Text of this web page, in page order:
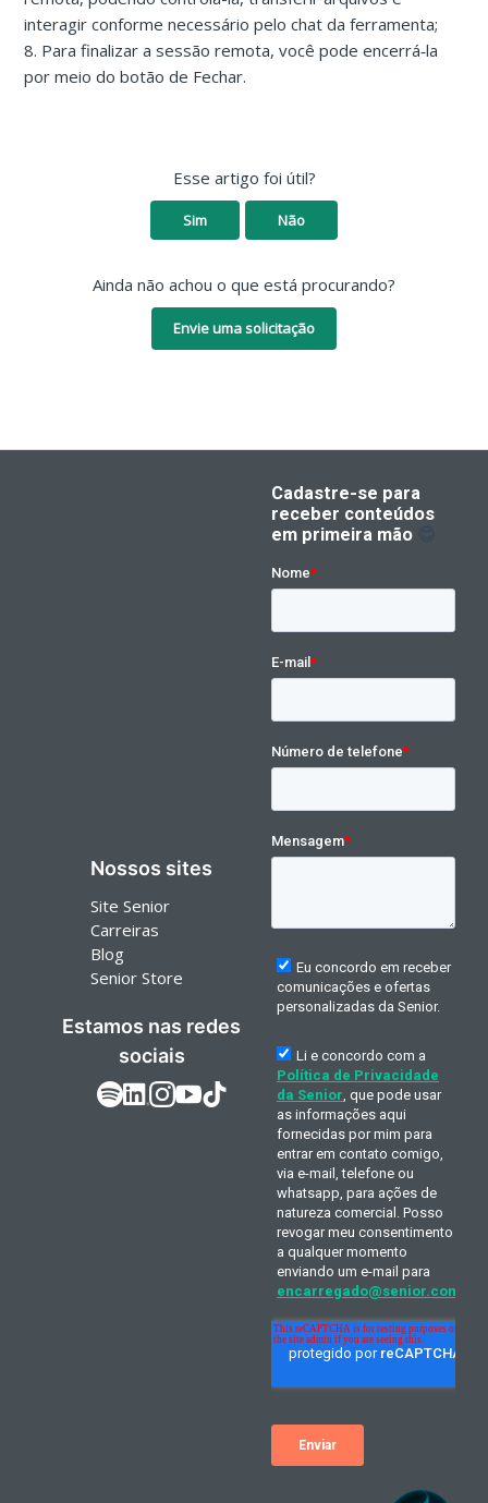
interagir conforme necessário pelo chat da ferramenta;
8. Para finalizar a sessão remota, você pode encerrá‑la
por meio do botão de Fechar.
Esse artigo foi útil?
Sim Não
Ainda não achou o que está procurando?
Envie uma solicitação
Nossos sites
Site Senior
Carreiras
Blog
Senior Store
Estamos nas redes
sociais